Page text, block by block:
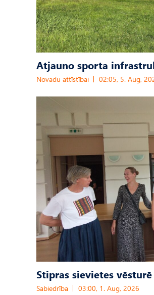
Atjauno sporta
Novadu attīstībai 02:05, 5. Aug,
Stipras sievietes
Sabiedrība 03:00, 1. Aug, 2026